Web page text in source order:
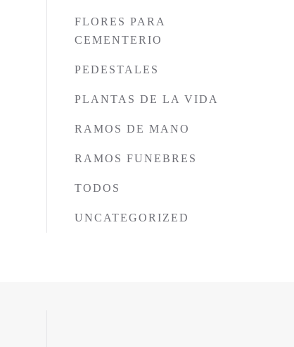
FLORES PARA
CEMENTERIO
PEDESTALES
PLANTAS DE LA VIDA
RAMOS DE MANO
RAMOS FUNEBRES
TODOS
UNCATEGORIZED